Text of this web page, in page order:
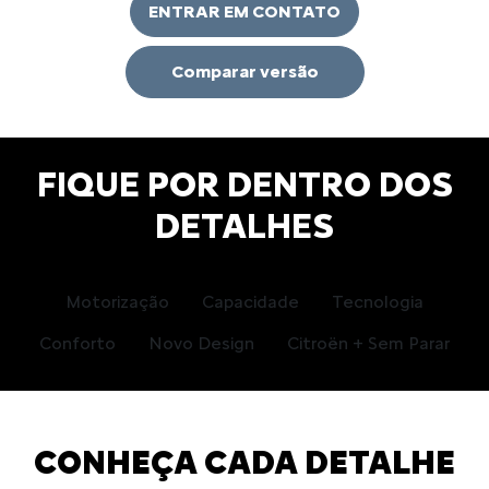
ENTRAR EM CONTATO
Comparar versão
FIQUE POR DENTRO DOS
DETALHES
Motorização Capacidade
Tecnologia
Conforto
Novo Design Citroën + Sem Parar
CONHEÇA CADA DETALHE